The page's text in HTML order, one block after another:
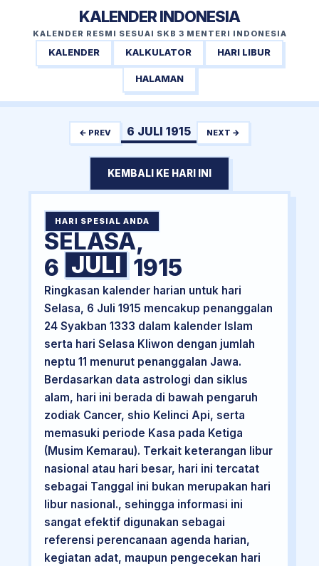
KALENDER INDONESIA
KALENDER RESMI SESUAI SKB 3 MENTERI INDONESIA
KALENDER KALKULATOR HARI LIBUR
HALAMAN
← PREV 6 JULI 1915 NEXT →
KEMBALI KE HARI INI
HARI SPESIAL ANDA
SELASA,
6 JULI 1915
Ringkasan kalender harian untuk hari
Selasa, 6 Juli 1915 mencakup penanggalan
24 Syakban 1333 dalam kalender Islam
serta hari Selasa Kliwon dengan jumlah
neptu 11 menurut penanggalan Jawa.
Berdasarkan data astrologi dan siklus
alam, hari ini berada di bawah pengaruh
zodiak Cancer, shio Kelinci Api, serta
memasuki periode Kasa pada Ketiga
(Musim Kemarau). Terkait keterangan libur
nasional atau hari besar, hari ini tercatat
sebagai Tanggal ini bukan merupakan hari
libur nasional., sehingga informasi ini
sangat efektif digunakan sebagai
referensi perencanaan agenda harian,
kegiatan adat, maupun pengecekan hari